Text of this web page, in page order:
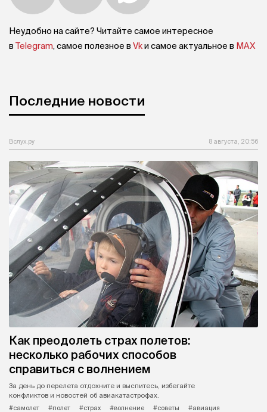
Неудобно на сайте? Читайте самое интересное
в Telegram, самое полезное в Vkи самое актуальное в MAX
Последние новости
Вслух.ру 8 августа, 20:56
Как преодолеть страх полетов:
несколько рабочих способов
справиться с волнением
За день до перелета отдохните и выспитесь, избегайте
конфликтов и новостей об авиакатастрофах.
#самолет
#полет #страх #волнение #советы
#авиация